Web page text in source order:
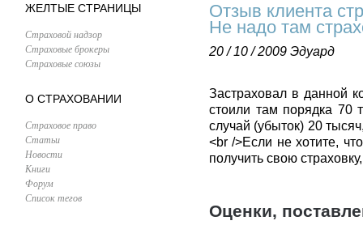
ЖЕЛТЫЕ СТРАНИЦЫ
Страховой надзор
Страховые брокеры
Страховые союзы
О СТРАХОВАНИИ
Страховое право
Статьи
Новости
Книги
Форум
Список тегов
Отзыв клиента
Не надо там
20 / 10 / 2009 Эдуард
Застраховал в данной
стоили там порядка 70
случай (убыток) 20
<br />Если не хотите,
получить свою
Оценки,